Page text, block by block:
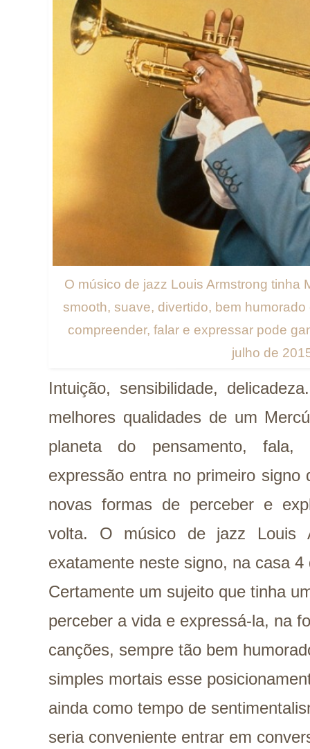
O músico de jazz Louis Armstrong tinha
smooth, suave, divertido, bem
compreender, falar e expressar pode
julho de
Intuição, sensibilidade,
melhores qualidades de um
planeta do pensamento, fala,
expressão entra no primeiro signo
novas formas de perceber e
volta. O músico de jazz Louis
exatamente neste signo, na casa
Certamente um sujeito que tinha
perceber a vida e expressá-la, na
canções, sempre tão bem
simples mortais esse
ainda como tempo de
seria conveniente entrar em